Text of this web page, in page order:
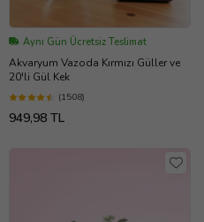
Aynı Gün Ücretsiz Teslimat
Akvaryum Vazoda Kırmızı Güller ve
20'li Gül Kek
(1508)
949,98 TL